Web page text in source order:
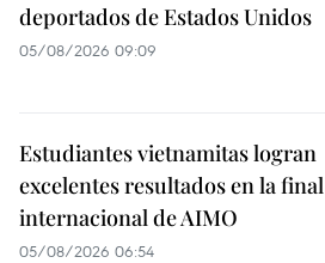
deportados de Estados Unidos
05/08/2026 09:09
Estudiantes vietnamitas logran
excelentes resultados en la final
internacional de AIMO
05/08/2026 06:54